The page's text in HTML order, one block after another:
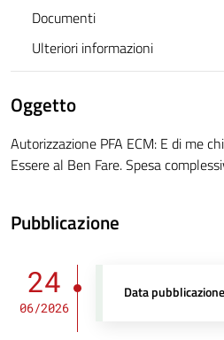
Documenti
Ulteriori informazioni
Oggetto
Autorizzazione PFA ECM: E di me
Essere al Ben Fare. Spesa
Pubblicazione
24
06/2026
Data pubblicazione